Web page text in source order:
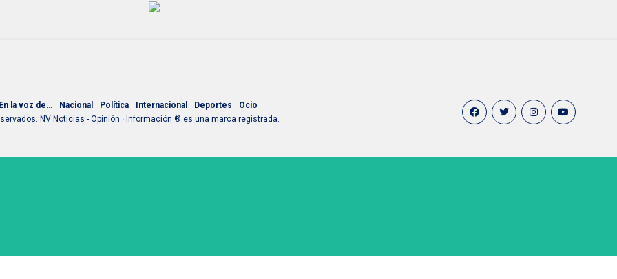
la voz de… Nacional Política Internacional Deportes
Ocio
NV Noticias - Opinión ∙ Información ® es una marca registrada.